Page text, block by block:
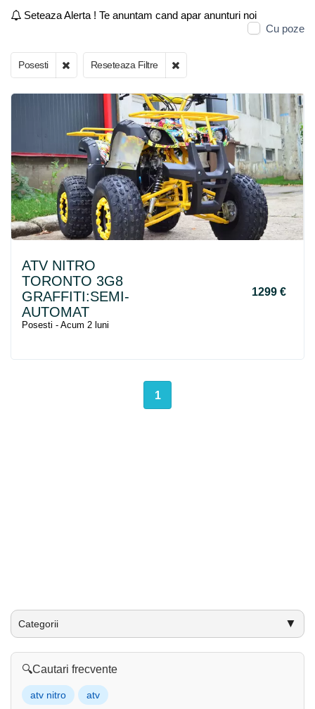
Seteaza Alerta ! Te anuntam cand apar anunturi noi
Cu poze
Posesti Reseteaza Filtre
ATV NITRO
TORONTO 3G8
GRAFFITI:SEMI-
AUTOMAT
1299 €
Posesti - Acum 2 luni
1
Categorii ▼
🔍Cautari frecvente
atv nitro atv